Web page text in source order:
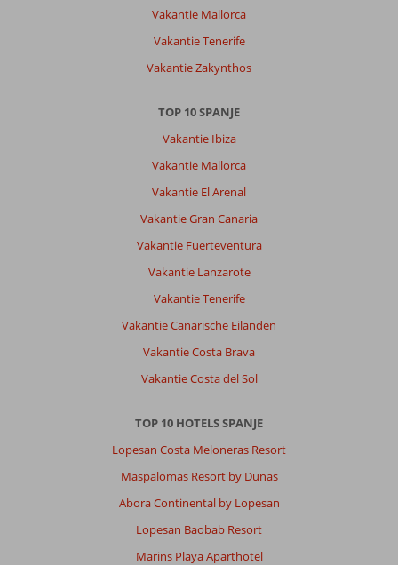
Vakantie Mallorca
Vakantie Tenerife
Vakantie Zakynthos
TOP 10 SPANJE
Vakantie Ibiza
Vakantie Mallorca
Vakantie El Arenal
Vakantie Gran Canaria
Vakantie Fuerteventura
Vakantie Lanzarote
Vakantie Tenerife
Vakantie Canarische Eilanden
Vakantie Costa Brava
Vakantie Costa del Sol
TOP 10 HOTELS SPANJE
Lopesan Costa Meloneras Resort
Maspalomas Resort by Dunas
Abora Continental by Lopesan
Lopesan Baobab Resort
Marins Playa Aparthotel